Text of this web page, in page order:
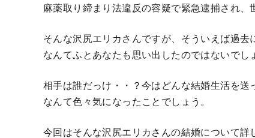
麻薬取り締まり法違反の容疑で緊急逮捕され、
そんな沢尻エリカさんですが、そういえば過去
なんてふとあなたも思い出したのではないでし
相手は誰だっけ・・？今はどんな結婚生活を送
なんて色々気になったことでしょう。
今回はそんな沢尻エリカさんの結婚について詳